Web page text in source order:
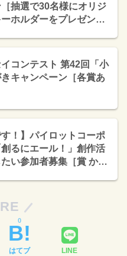
抽選で30名様にオリジ
ホルダーをプレゼン
コンテスト 第42回「小
キャンペーン［各賞あ
す！】パイロットコーポ
るにエール！」創作活
い参加者募集［賞 か
はてブ
0
LINE